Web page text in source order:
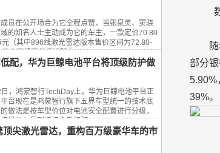
员在公开场合为它全程点赞，当张泉灵、窦骁
的知名人士主动成为它的车主，一款定价70.80
（其中896线激光雷达版本售价区间为72.80-
的中国超豪华旗舰轿车——...
配，华为巨鲸电池平台将顶级防护做
，鸿蒙智行TechDay上，华为巨鲸电池平台正
台现在是鸿蒙智行旗下五界车型统一的技术底
做法是按车型价位对电池安全配置进行分级，
是从入门到旗舰全系标配...
顶尖激光雷达，重构百万级豪华车的市
部分
5.90%
39%。